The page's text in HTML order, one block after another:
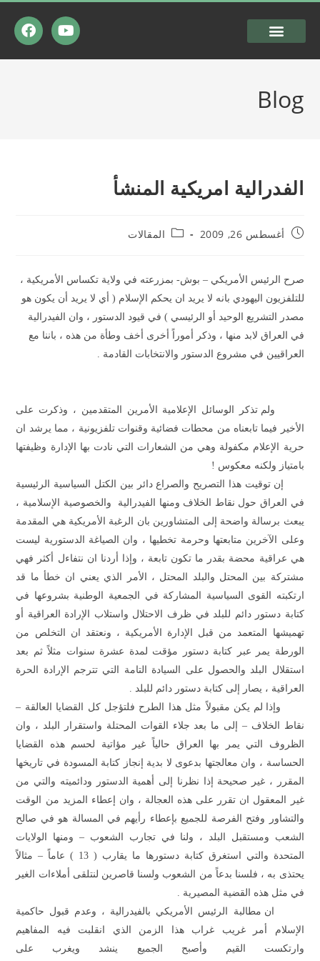
Blog
الفدرالية امريكية المنشأ
أغسطس 26, 2009 المقالات
صرح الرئيس الأمريكي – بوش- بمزرعته في ولاية تكساس الأمريكية ،
للتلفزيون اليهودي بانه لا يريد ان يحكم الإسلام ) أي لا يريد أن يكون هو
مصدر التشريع الوحيد أو الرئيسي( في قيود الدستور ، وان الفيدرالية
في العراق لابد منها ، وذكر أموراً أخرى أخف وطأة من هذه ، باننا مع
العراقيين في مشروع الدستور والانتخابات القادمة .
ولم تذكر الوسائل الإعلامية الأمرين المتقدمين ، وذكرت على
الأخير فيما تابعناه من محطات فضائية وقنوات تلفزيونية ، مما يرشد ان
حرية الإعلام مكفولة وهي من الشعارات التي نادت بها الإدارة وظيفتها
بامتياز ولكنه معكوس !
إن توقيت هذا التصريح والصراع دائر بين الكتل السياسية الرئيسية
في العراق حول نقاط الخلاف ومنها الفيدرالية
والخصوصية الإسلامية ،
يبعث برسالة واضحة إلى المتشاورين بان الرغبة الأمريكية هي المقدمة
وعلى الآخرين متابعتها وحرمة تخطيها ، وان الصياغة الدستورية ليست
هي عراقية محضة بقدر ما تكون تابعة ، وإذا أردنا ان نتفاءل أكثر فهي
مشتركة بين المحتل والبلد المحتل ، الأمر الذي يعني ان خطأ ما قد
ارتكبته القوى السياسية المشاركة في الجمعية الوطنية بشروعها في
كتابة دستور دائم للبلد في ظرف الاحتلال واستلاب الإرادة العراقية أو
تهميشها المتعمد من قبل الإدارة الأمريكية ، ونعتقد ان التخلص من
الورطة يمر عبر كتابة دستور مؤقت لمدة عشرة سنوات مثلاً ثم بعد
استقلال البلد والحصول على السيادة التامة التي تترجم الإرادة الحرة
العراقية ، يصار إلى كتابة دستور دائم للبلد .
وإذا لم يكن مقبولاً مثل هذا الطرح فلتؤجل كل القضايا العالقة –
نقاط الخلاف – إلى ما بعد جلاء القوات المحتلة واستقرار البلد ، وان
الظروف التي يمر بها العراق حالياً غير مؤاتية لحسم هذه القضايا
الحساسة ، وان معالجتها بدعوى لا بدية إنجاز كتابة المسودة في تاريخها
المقرر ، غير صحيحة إذا نظرنا إلى أهمية الدستور ودائميته والتي من
غير المعقول ان تقرر على هذه العجالة ، وان إعطاء المزيد من الوقت
والتشاور وفتح الفرصة للجميع بإعطاء رأيهم في المسالة هو في صالح
الشعب ومستقبل البلد ، ولنا في تجارب الشعوب – ومنها الولايات
المتحدة والتي استغرق كتابة دستورها ما يقارب )
13
(عاماً – مثالاً
يحتذى به ، فلسنا بدعاً من الشعوب ولسنا قاصرين لنتلقى أملاءات الغير
في مثل هذه القضية المصيرية .
ان مطالبة الرئيس الأمريكي بالفيدرالية ، وعدم قبول حاكمية
الإسلام أمر غريب غراب هذا الزمن الذي انقلبت فيه المفاهيم
وارتكست القيم وأصبح الجميع ينشد ويغرب على